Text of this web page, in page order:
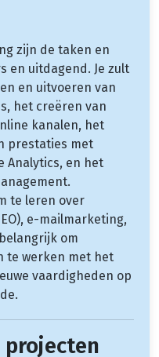
zijn de taken en
en uitdagend. Je zult
en uitvoeren van
het creëren van
kanalen, het
prestaties met
Analytics, en het
te leren over
e-mailmarketing,
om
te werken met het
vaardigheden op
projecten